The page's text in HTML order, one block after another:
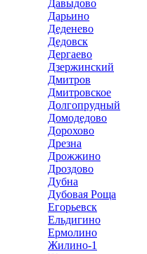
Давыдово
Дарьино
Деденево
Дедовск
Дергаево
Дзержинский
Дмитров
Дмитровское
Долгопрудный
Домодедово
Дорохово
Дрезна
Дрожжино
Дроздово
Дубна
Дубовая Роща
Егорьевск
Ельдигино
Ермолино
Жилино-1